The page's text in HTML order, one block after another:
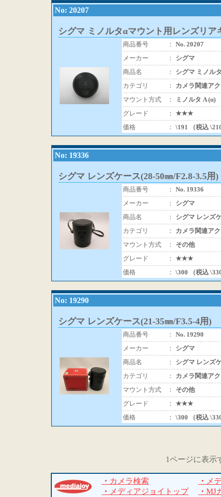
No: 20207
シグマ ミノルタαマウント用レンズリア
商品番号 ： No. 20207
メーカー
：
シグマ
商品名
：
シグマ ミノル
カテゴリ
：
カメラ関連ア
マウント方式
：
ミノルタ A (α)
グレード
： ★★★
価格
： \191 （税込
No: 19336
シグマ レンズケース(28-50㎜/F2.8-3.5用)
商品番号 ： No. 19336
メーカー
：
シグマ
商品名
：
シグマ レンズ
カテゴリ
：
カメラ関連ア
マウント方式
：
その他
グレード
： ★★★
価格
： \300 （税込
No: 19290
シグマ レンズケース(21-35㎜/F3.5-4用)
商品番号 ： No. 19290
メーカー
：
シグマ
商品名
：
シグマ レンズ
カテゴリ
：
カメラ関連ア
マウント方式
：
その他
グレード
： ★★★
価格
： \300 （税込
1ページに表示
・ カメラ検索 ・ メ
・ メディアジョイトップ ・ MJ